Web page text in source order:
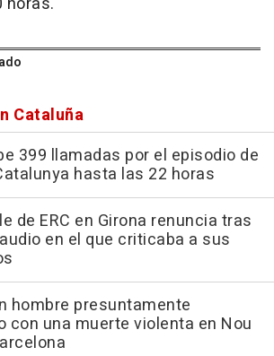
Cataluña
399 llamadas por el episodio de
hasta las 22 horas
de ERC en Girona renuncia tras
en el que criticaba a sus
hombre presuntamente
con una muerte violenta en Nou